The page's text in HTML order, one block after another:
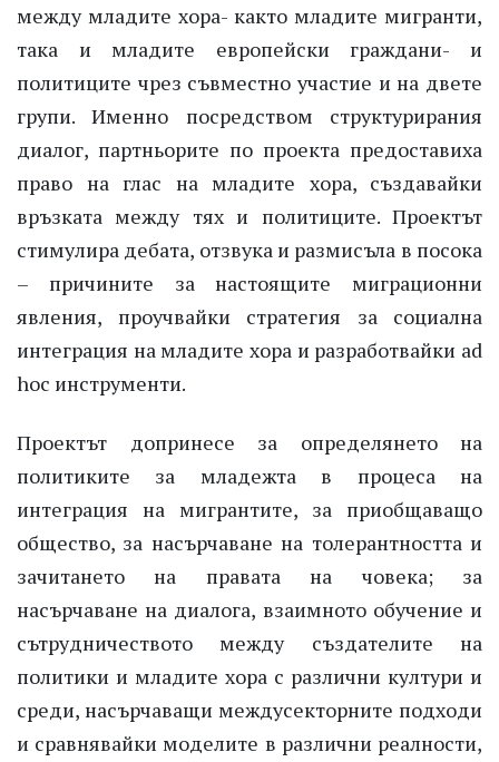
между младите хора- както младите мигранти,
така и младите европейски граждани- и
политиците чрез съвместно участие и на двете
групи. Именно посредством структурирания
диалог, партньорите по проекта предоставиха
право на глас на младите хора, създавайки
връзката между тях и политиците. Проектът
стимулира дебата, отзвука и размисъла в посока
– причините за настоящите миграционни
явления, проучвайки стратегия за социална
интеграция на младите хора и разработвайки ad
hoc инструменти.
Проектът допринесе за определянето на
политиките за младежта в процеса на
интеграция на мигрантите, за приобщаващо
общество, за насърчаване на толерантността и
зачитането на правата на човека; за
насърчаване на диалога, взаимното обучение и
сътрудничеството между създателите на
политики и младите хора с различни култури и
среди, насърчаващи междусекторните подходи
и сравнявайки моделите в различни реалности,